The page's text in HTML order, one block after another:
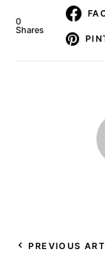
0
Shares
PREVIOUS